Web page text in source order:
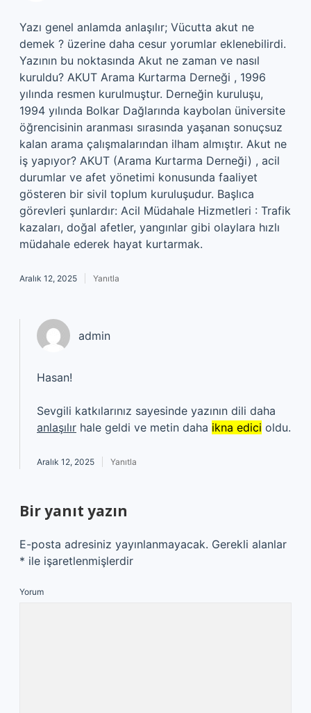
Yazı genel anlamda anlaşılır; Vücutta akut ne
demek ? üzerine daha cesur yorumlar eklenebilirdi.
Yazının bu noktasında Akut ne zaman ve nasıl
kuruldu? AKUT Arama Kurtarma Derneği , 1996
yılında resmen kurulmuştur. Derneğin kuruluşu,
1994 yılında Bolkar Dağlarında kaybolan üniversite
öğrencisinin aranması sırasında yaşanan sonuçsuz
kalan arama çalışmalarından ilham almıştır. Akut ne
iş yapıyor? AKUT (Arama Kurtarma Derneği) , acil
durumlar ve afet yönetimi konusunda faaliyet
gösteren bir sivil toplum kuruluşudur. Başlıca
görevleri şunlardır: Acil Müdahale Hizmetleri : Trafik
kazaları, doğal afetler, yangınlar gibi olaylara hızlı
müdahale ederek hayat kurtarmak.
Aralık 12, 2025 Yanıtla
admin
Hasan!
Sevgili katkılarınız sayesinde yazının dili daha
anlaşılır hale geldi ve metin daha ikna edici oldu.
Aralık 12, 2025 Yanıtla
Bir yanıt yazın
E-posta adresiniz yayınlanmayacak. Gerekli alanlar
* ile işaretlenmişlerdir
Yorum